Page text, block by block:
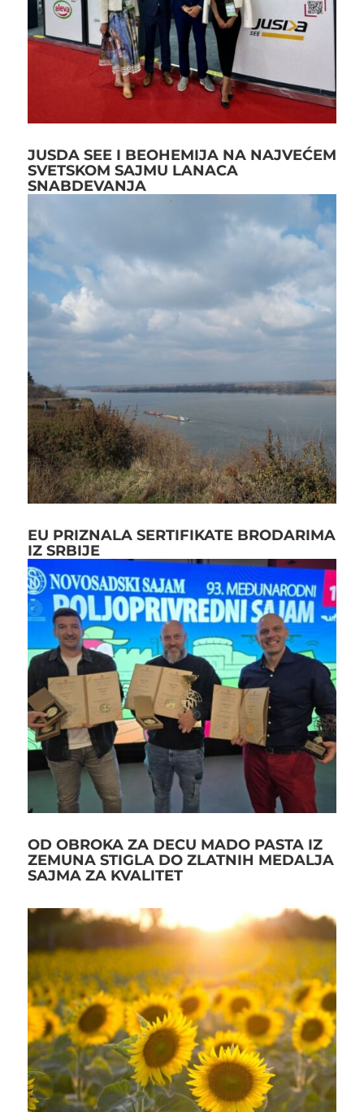
JUSDA SEE I BEOHEMIJA NA NAJVEĆEM
SVETSKOM SAJMU LANACA
SNABDEVANJA
EU PRIZNALA SERTIFIKATE BRODARIMA
IZ SRBIJE
OD OBROKA ZA DECU MADO PASTA IZ
ZEMUNA STIGLA DO ZLATNIH MEDALJA
SAJMA ZA KVALITET